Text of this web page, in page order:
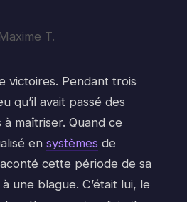
Maxime T.
victoires. Pendant trois
qu’il avait passé des
à maîtriser. Quand ce
en systèmes de
cette période de sa
à une blague. C’était lui, le